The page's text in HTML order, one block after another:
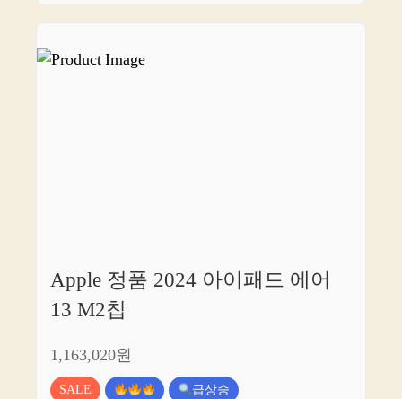
Apple 정품 2024 아이패드 에어
13 M2칩
1,163,020원
SALE 급상승